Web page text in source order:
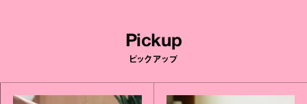
Pickup
ピックアップ